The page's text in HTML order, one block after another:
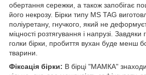
обертання сережки, а також запобігає
його некрозу. Бірки типу МЅ TAG
поліуретану, гнучкого, який не
міцності розтягування і напрузі.
голки бірки, пробиття вухан буде менш
тварини.
Фіксація бірки: В бірці "МАМКА"